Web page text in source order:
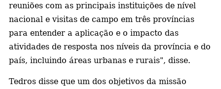
reuniões com as principais instituições de nível
nacional e visitas de campo em três províncias
para entender a aplicação e o impacto das
atividades de resposta nos níveis da província e do
país, incluindo áreas urbanas e rurais", disse.
Tedros disse que um dos objetivos da missão